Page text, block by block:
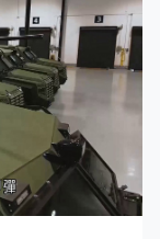
陽能板獲得的
處產生電力。
刀以微波隔空
太空運作。然
標是加州理工
功收到來自衛
空傳至地面原
部署的太陽能